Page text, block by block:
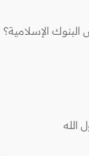
الإسلامية؟
الله